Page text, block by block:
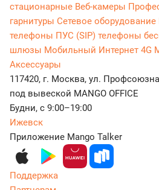
стационарные Веб-камеры
гарнитуры Сетевое оборудование
телефоны ПУС (SIP) телефоны
шлюзы Мобильный Интернет 4G
Аксессуары
117420, г. Москва, ул.
под вывеской MANGO OFFICE
Будни, с 9:00–19:00
Ижевск
Приложение Mango Talker
Поддержка